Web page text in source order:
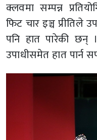
क्लवमा सम्पन्न
फिट चार इञ्च
पनि हात पारेकी
उपाधीसमेत हात पार्न